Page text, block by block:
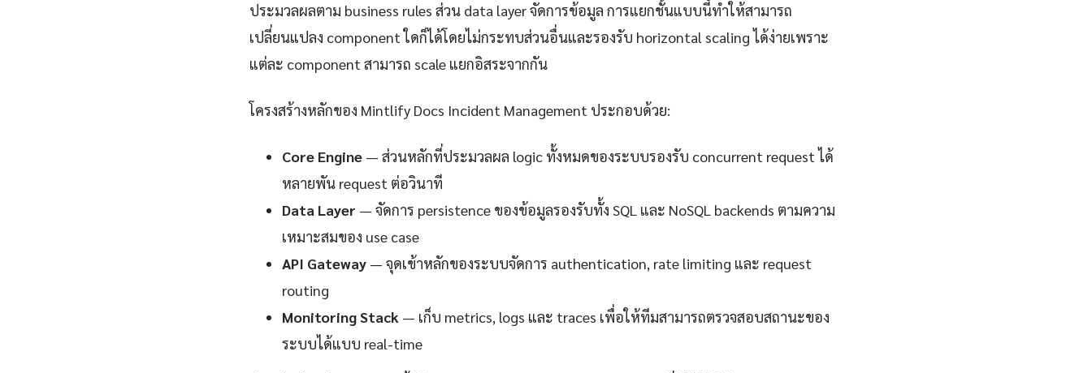
ประมวลผลตาม business rules ส่วน data layer จัดการข้อมูล การแยกชั้นแบบนี้ทำให้สามารถ
เปลี่ยนแปลง component ใดก็ได้โดยไม่กระทบส่วนอื่นและรองรับ horizontal scaling ได้ง่ายเพราะ
แต่ละ component สามารถ scale แยกอิสระจากกัน
โครงสร้างหลักของ Mintlify Docs Incident Management ประกอบด้วย:
Core Engine — ส่วนหลักที่ประมวลผล logic ทั้งหมดของระบบรองรับ concurrent request ได้
หลายพัน request ต่อวินาที
Data Layer — จัดการ persistence ของข้อมูลรองรับทั้ง SQL และ NoSQL backends ตามความ
เหมาะสมของ use case
API Gateway — จุดเข้าหลักของระบบจัดการ authentication, rate limiting และ request
routing
Monitoring Stack — เก็บ metrics, logs และ traces เพื่อให้ทีมสามารถตรวจสอบสถานะของ
ระบบได้แบบ real-time